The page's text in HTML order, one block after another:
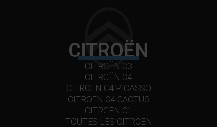
CITROËN
CITROËN C3
CITROËN C4
CITROËN C4 PICASSO
CITROËN C4 CACTUS
CITROËN C1
TOUTES LES CITROËN